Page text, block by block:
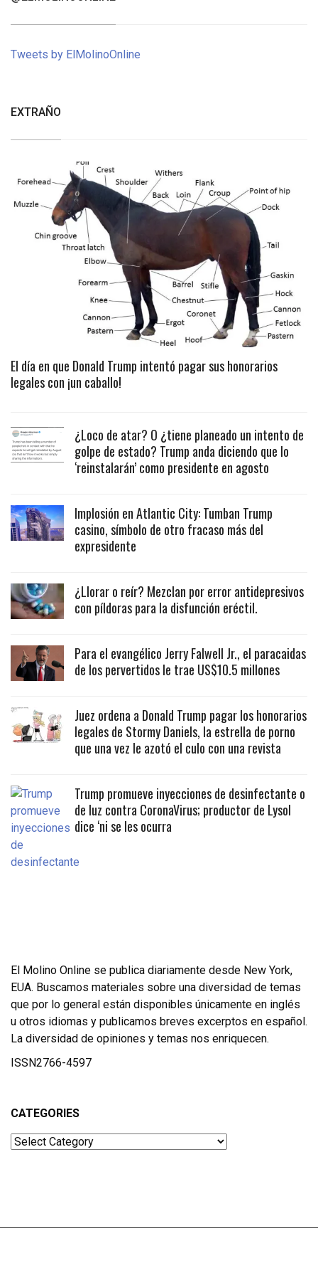
Tweets by ElMolinoOnline
EXTRAÑO
El día en que Donald Trump intentó pagar sus honorarios
legales con ¡un caballo!
¿Loco de atar? O ¿tiene planeado un intento de
golpe de estado? Trump anda diciendo que lo
‘reinstalarán’ como presidente en agosto
Implosión en Atlantic City: Tumban Trump
casino, símbolo de otro fracaso más del
expresidente
¿Llorar o reír? Mezclan por error antidepresivos
con píldoras para la disfunción eréctil.
Para el evangélico Jerry Falwell Jr., el paracaidas
de los pervertidos le trae US$10.5 millones
Juez ordena a Donald Trump pagar los honorarios
legales de Stormy Daniels, la estrella de porno
que una vez le azotó el culo con una revista
Trump promueve inyecciones de desinfectante o
de luz contra CoronaVirus; productor de Lysol
dice ‘ni se les ocurra
El Molino Online se publica diariamente desde New York,
EUA. Buscamos materiales sobre una diversidad de temas
que por lo general están disponibles únicamente en inglés
u otros idiomas y publicamos breves excerptos en español.
La diversidad de opiniones y temas nos enriquecen.
ISSN2766-4597
CATEGORIES
Categories